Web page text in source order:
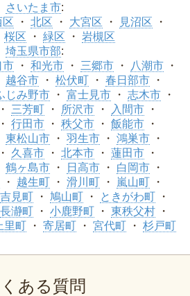
さいたま市:
区 北区 大宮区
見沼区
桜区 緑区
岩槻区
埼玉県市部:
市 和光市 三郷市
八潮市
越谷市 松伏町
春日部市
じみ野市 富士見市
志木市
三芳町 所沢市
入間市
行田市 秩父市
飯能市
東松山市 羽生市
鴻巣市
久喜市 北本市
蓮田市
鶴ヶ島市 日高市
白岡市
越生町 滑川町
嵐山町
吉見町 鳩山町
ときがわ町
長瀞町 小鹿野町
東秩父村
里町 寄居町 宮代町 杉戸町
ある質問